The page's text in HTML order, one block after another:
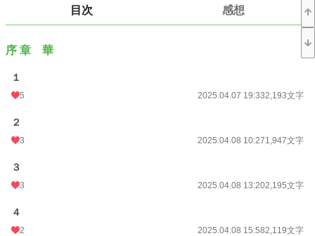
その日の放課後。
明希は、"性の衝動"に溺れる自身の姿を、麻美に見られてしまう——。
そして鬱屈した青春は、想像もしていなかった熱と痛みを帯びて動き出す。
すべてに触れたとき、
明希は何を守り、何を選ぶのか。
光と影が交錯する、“遅れてきた”ひと夏の物語。
お気に入り
目次 感想
序 章 華
１
5 2025.04.07 19:332,193文字
２
3 2025.04.08 10:271,947文字
３
3 2025.04.08 13:202,195文字
４
2 2025.04.08 15:582,119文字